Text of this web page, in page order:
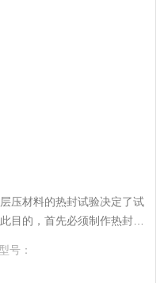
压材料的热封试验决定了试
目的，首先必须制作热封试
松制作样品。
号：